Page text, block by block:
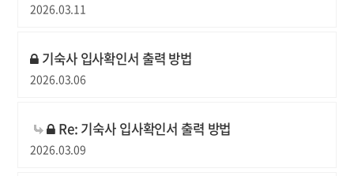
2026.03.11
기숙사 입사확인서 출력 방법
2026.03.06
Re: 기숙사 입사확인서 출력 방법
2026.03.09